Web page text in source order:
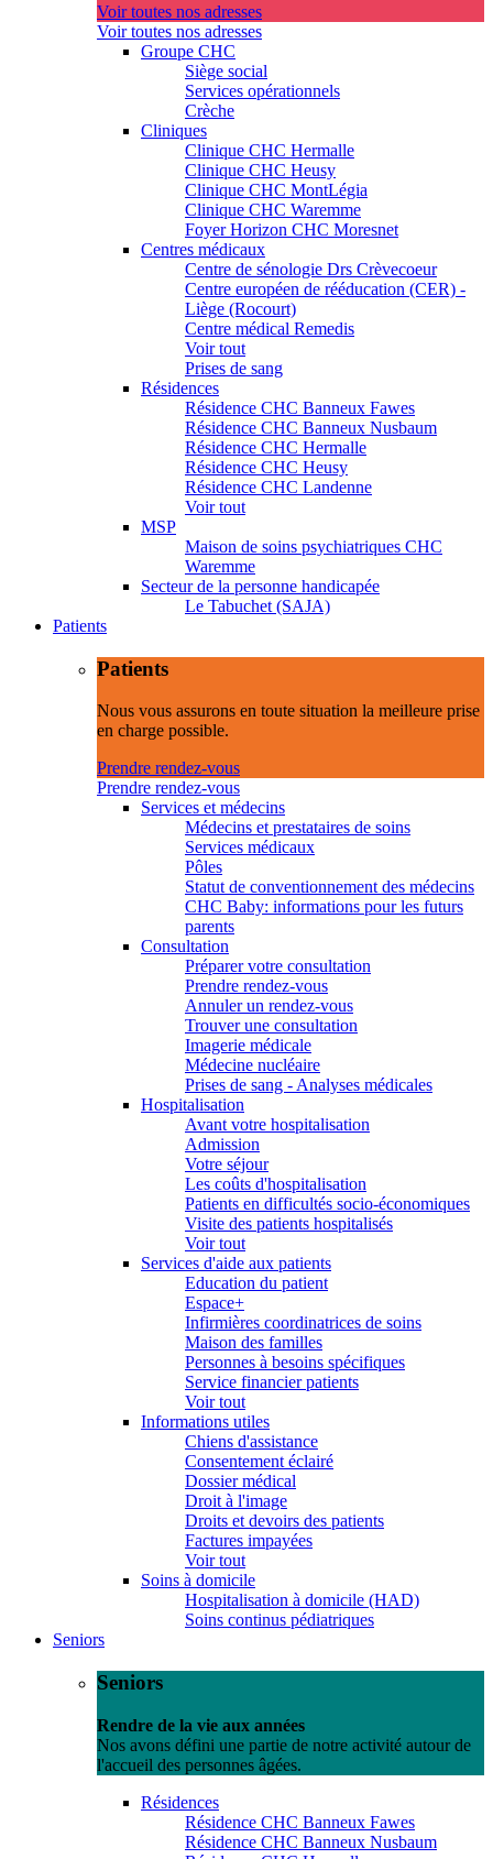
Voir toutes nos adresses
Voir toutes nos adresses
Groupe CHC
Siège social
Services opérationnels
Crèche
Cliniques
Clinique CHC Hermalle
Clinique CHC Heusy
Clinique CHC MontLégia
Clinique CHC Waremme
Foyer Horizon CHC Moresnet
Centres médicaux
Centre de sénologie Drs Crèvecoeur
Centre européen de rééducation (CER) -
Liège (Rocourt)
Centre médical Remedis
Voir tout
Prises de sang
Résidences
Résidence CHC Banneux Fawes
Résidence CHC Banneux Nusbaum
Résidence CHC Hermalle
Résidence CHC Heusy
Résidence CHC Landenne
Voir tout
MSP
Maison de soins psychiatriques CHC
Waremme
Secteur de la personne handicapée
Le Tabuchet (SAJA)
Patients
Patients
Nous vous assurons en toute situation la meilleure prise
en charge possible.
Prendre rendez-vous
Prendre rendez-vous
Services et médecins
Médecins et prestataires de soins
Services médicaux
Pôles
Statut de conventionnement des médecins
CHC Baby: informations pour les futurs
parents
Consultation
Préparer votre consultation
Prendre rendez-vous
Annuler un rendez-vous
Trouver une consultation
Imagerie médicale
Médecine nucléaire
Prises de sang - Analyses médicales
Hospitalisation
Avant votre hospitalisation
Admission
Votre séjour
Les coûts d'hospitalisation
Patients en difficultés socio-économiques
Visite des patients hospitalisés
Voir tout
Services d'aide aux patients
Education du patient
Espace+
Infirmières coordinatrices de soins
Maison des familles
Personnes à besoins spécifiques
Service financier patients
Voir tout
Informations utiles
Chiens d'assistance
Consentement éclairé
Dossier médical
Droit à l'image
Droits et devoirs des patients
Factures impayées
Voir tout
Soins à domicile
Hospitalisation à domicile (HAD)
Soins continus pédiatriques
Seniors
Seniors
Rendre de la vie aux années
Nos avons défini une partie de notre activité autour de
l'accueil des personnes âgées.
Résidences
Résidence CHC Banneux Fawes
Résidence CHC Banneux Nusbaum